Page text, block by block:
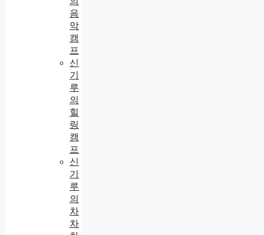
음
악
캠
프
신
기
루
의
힐
링
캠
프
신
기
루
의
차
차